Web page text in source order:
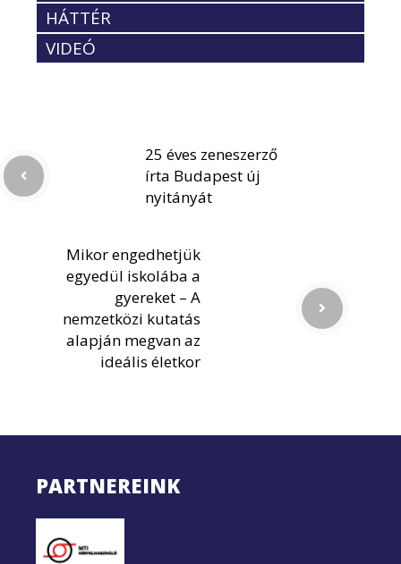
HÁTTÉR
VIDEÓ
25 éves zeneszerző
írta Budapest új
nyitányát
Mikor engedhetjük
egyedül iskolába a
gyereket – A
nemzetközi kutatás
alapján megvan az
ideális életkor
PARTNEREINK